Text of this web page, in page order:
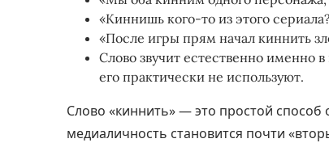
«Киннишь кого-то из этого
«После игры прям начал киннить
Слово звучит естественно именно
его практически не используют.
Слово «киннить» — это простой
медиаличность становится почти